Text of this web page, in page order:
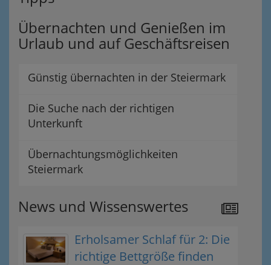
Übernachten und Genießen im
Urlaub und auf Geschäftsreisen
Günstig übernachten in der Steiermark
Die Suche nach der richtigen
Unterkunft
Übernachtungsmöglichkeiten
Steiermark
News und Wissenswertes
Erholsamer Schlaf für 2: Die
richtige Bettgröße finden